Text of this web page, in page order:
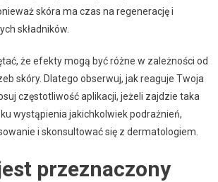
skóra ma czas na regenerację i
składników.
że efekty mogą być różne w zależności od
skóry. Dlatego obserwuj, jak reaguje Twoja
częstotliwość aplikacji, jeżeli zajdzie taka
wystąpienia jakichkolwiek podrażnień,
i skonsultować się z dermatologiem.
przeznaczony